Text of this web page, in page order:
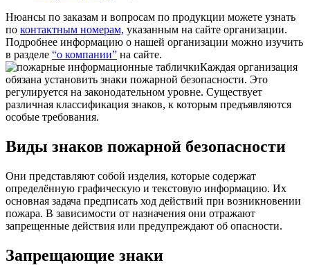
Нюансы по заказам и вопросам по продукции можете узнать
по контактным номерам, указанным на сайте организации.
Подробнее информацию о нашей организации можно изучить
в разделе “о компании” на сайте.
Каждая организация
обязана установить знаки пожарной безопасности. Это
регулируется на законодательном уровне. Существует
различная классификация знаков, к которым предъявляются
особые требования.
Виды знаков пожарной безопасности
Они представляют собой изделия, которые содержат
определённую графическую и текстовую информацию. Их
основная задача предписать ход действий при возникновении
пожара. В зависимости от назначения они отражают
запрещенные действия или предупреждают об опасности.
Запрещающие знаки